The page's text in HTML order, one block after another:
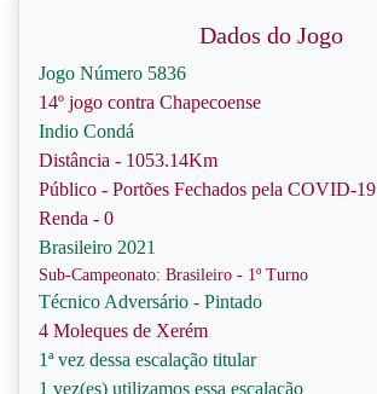
Dados do Jogo
Jogo Número 5836
14º jogo contra Chapecoense
Indio Condá
Distância - 1053.14Km
Público - Portões Fechados pela COVID-19
Renda - 0
Brasileiro 2021
Sub-Campeonato: Brasileiro - 1º Turno
Técnico Adversário - Pintado
4 Moleques de Xerém
1ª vez dessa escalação titular
1 vez(es) utilizamos essa escalação